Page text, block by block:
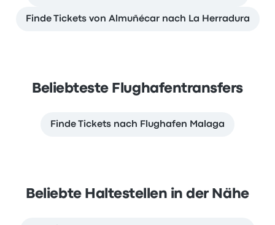
Finde Tickets von Almuñécar nach La Herradura
Beliebteste Flughafentransfers
Finde Tickets nach Flughafen Malaga
Beliebte Haltestellen in der Nähe